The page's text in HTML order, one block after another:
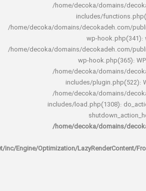
/home/decoka/
includes/
/home/decoka/domains/
wp-
/home/decoka/domains/
wp-
/home/decoka/
includes/
/home/decoka/
includes/
/home/decoka/
rocket/inc/Engine/Optimization/